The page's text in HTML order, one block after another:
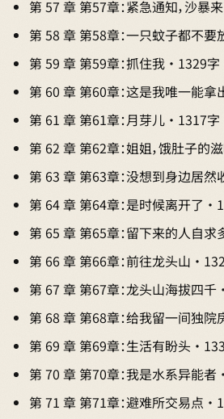
第 57 章 第57章：紧急通知，沙暴
第 58 章 第58章：一只蚊子都不要
第 59 章 第59章：抓住我 · 1329字
第 60 章 第60章：这是我唯一能
第 61 章 第61章：月芽儿 · 1317字
第 62 章 第62章：姐姐，饿肚子的
第 63 章 第63章：没想到身边居
第 64 章 第64章：是时候离开了 ·
第 65 章 第65章：留下来的人自求
第 66 章 第66章：前往龙头山 ·
第 67 章 第67章：龙头山海拔四千
第 68 章 第68章：给我留一间独院
第 69 章 第69章：生活有盼头 ·
第 70 章 第70章：我是水系异能者
第 71 章 第71章：避难所交易点 ·